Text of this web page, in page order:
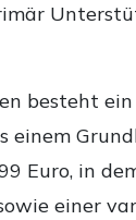
besteht
einem
Euro, in
einer